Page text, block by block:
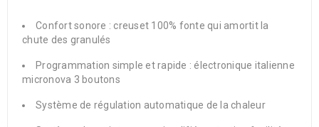
Confort sonore : creuset 100% fonte qui amortit la
chute des granulés
Programmation simple et rapide : électronique italienne
micronova 3 boutons
Système de régulation automatique de la chaleur